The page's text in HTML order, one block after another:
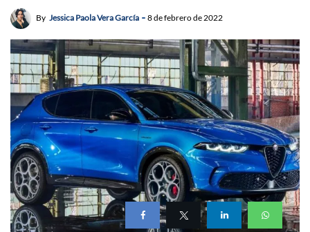
By Jessica Paola Vera García 8 de febrero de 2022